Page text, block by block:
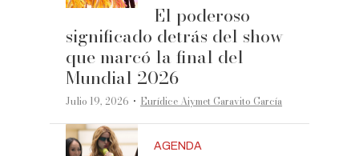
El poderoso
significado detrás del show
que marcó la final del
Mundial 2026
Julio 19, 2026 ·Eurídice Aiymet Garavito García
AGENDA